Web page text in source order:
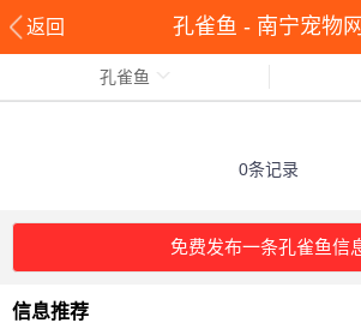
返回 孔雀鱼 - 南宁宠物网
孔雀鱼
0条记录
免费发布一条孔雀鱼信
信息推荐